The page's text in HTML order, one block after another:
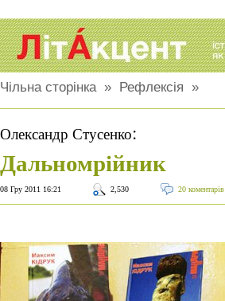
Чільна сторінка» Рефлексія »
Олександр Стусенко:
Дальномрійник
08 Гру 2011 16:21 2,530 20 коментарів